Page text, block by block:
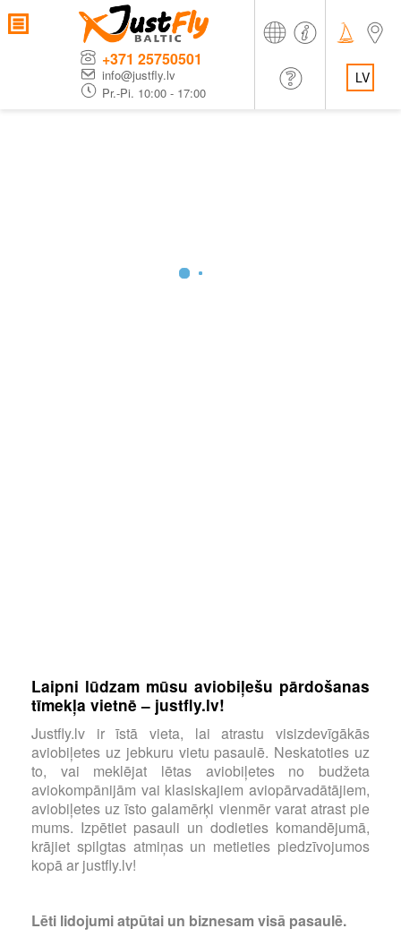
+371 25750501
info@justfly.lv
Pr.-Pi. 10:00 - 17:00
LV
Laipni lūdzam mūsu aviobiļešu pārdošanas
tīmekļa vietnē – justfly.lv!
Justfly.lv ir īstā vieta, lai atrastu visizdevīgākās
aviobiļetes uz jebkuru vietu pasaulē. Neskatoties uz
to, vai meklējat lētas aviobiļetes no budžeta
aviokompānijām vai klasiskajiem aviopārvadātājiem,
aviobiļetes uz īsto galamērķi vienmēr varat atrast pie
mums. Izpētiet pasauli un dodieties komandējumā,
krājiet spilgtas atmiņas un metieties piedzīvojumos
kopā ar justfly.lv!
Lēti lidojumi atpūtai un biznesam visā pasaulē.